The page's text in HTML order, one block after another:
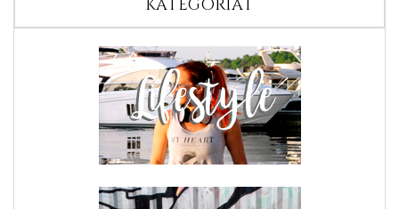
KATEGORIAT